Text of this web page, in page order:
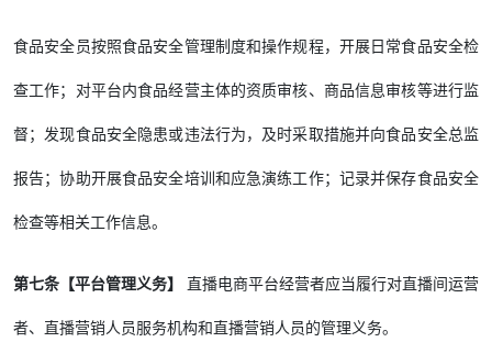
食品安全员按照食品安全管理制度和操作规程，开展日常食品安全检
查工作；对平台内食品经营主体的资质审核、商品信息审核等进行监
督；发现食品安全隐患或违法行为，及时采取措施并向食品安全总监
报告；协助开展食品安全培训和应急演练工作；记录并保存食品安全
检查等相关工作信息。
第七条【平台管理义务】 直播电商平台经营者应当履行对直播间运营
者、直播营销人员服务机构和直播营销人员的管理义务。